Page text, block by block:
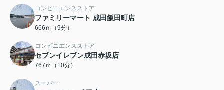
コンビニエンスストア
ファミリーマート 成田飯田町店
666ｍ（9分）
コンビニエンスストア
セブンイレブン成田赤坂店
767ｍ（10分）
スーパー